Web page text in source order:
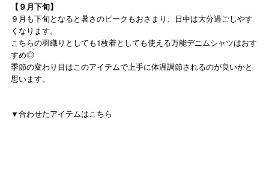
【９月下旬】
９月も下旬となると暑さのピークもおさまり、日中は大分過ごしやす
くなります。
こちらの羽織りとしても1枚着としても使える万能デニムシャツはおす
すめ◎
季節の変わり目はこのアイテムで上手に体温調節されるのが良いかと
思います。
▼合わせたアイテムはこちら